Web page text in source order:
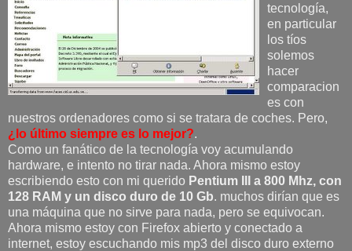
tecnología,
en particular
los tíos
solemos
hacer
comparacion
es con
nuestros ordenadores como si se tratara de coches. Pero,
¿lo último siempre es lo mejor?.
Como un fanático de la tecnología voy acumulando
hardware, e intento no tirar nada. Ahora mismo estoy
escribiendo esto con mi querido Pentium III a 800 Mhz, con
128 RAM y un disco duro de 10 Gb. muchos dirían que es
una máquina que no sirve para nada, pero se equivocan.
Ahora mismo estoy con Firefox abierto y conectado a
internet, estoy escuchando mis mp3 del disco duro externo